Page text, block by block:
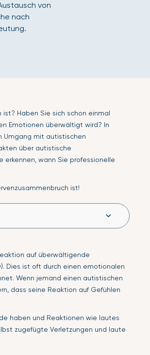
von
nach
Haben Sie sich schon einmal
Emotionen überwältigt wird? In
Umgang mit autistischen
über autistische
erkennen, wann Sie professionelle
ist!
auf überwältigende
Dies ist oft durch einen emotionalen
Wenn jemand einen autistischen
dass seine Reaktion auf Gefühlen
haben und Reaktionen wie lautes
zugefügte Verletzungen und laute